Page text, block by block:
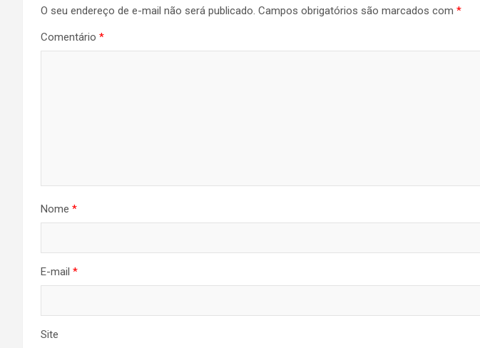
O seu endereço de e-mail não será publicado. Campos obrigatórios são marcados com *
Comentário *
Nome *
E-mail *
Site